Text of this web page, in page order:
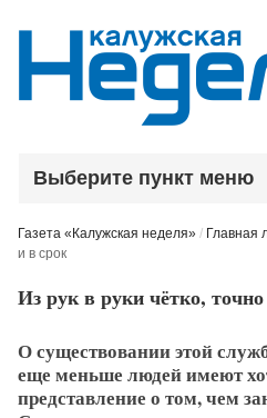
Выберите пункт меню
Газета «Калужская неделя» / Главная
и в срок
Из рук в руки чётко,
О существовании этой
еще меньше людей имеют
представление о том, чем